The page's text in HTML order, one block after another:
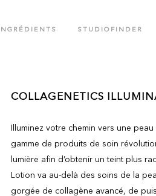
COLOR RUSH COLLECTION
FACE CARE COLLECTION
INGRÉDIENTS STUDIOFINDER
COLLAGENETICS
Illuminez votre chemin vers une
gamme de produits de soin
lumière afin d’obtenir un teint plus
Lotion va au-delà des soins de la
gorgée de collagène avancé, de